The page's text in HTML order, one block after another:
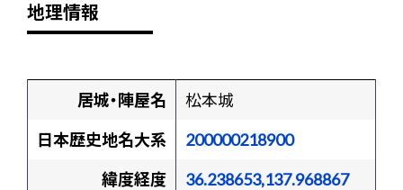
地理情報
居城・陣屋名
松本城
日本歴史地名大系
200000218900
緯度経度
36.238653,137.968867